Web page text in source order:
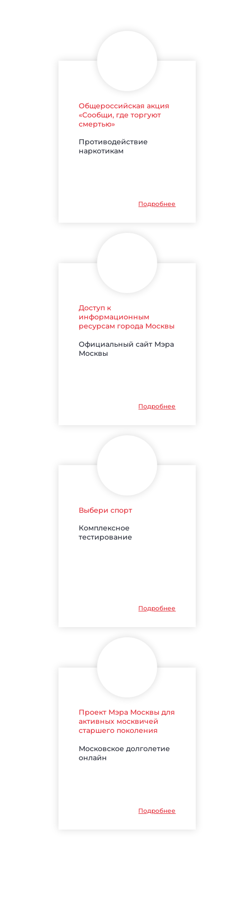
Общероссийская акция
«Сообщи, где торгуют
смертью»
Противодействие
наркотикам
Подробнее
Доступ к
информационным
ресурсам города Москвы
Официальный сайт Мэра
Москвы
Подробнее
Выбери спорт
Комплексное
тестирование
Подробнее
Проект Мэра Москвы для
активных москвичей
старшего поколения
Московское долголетие
онлайн
Подробнее